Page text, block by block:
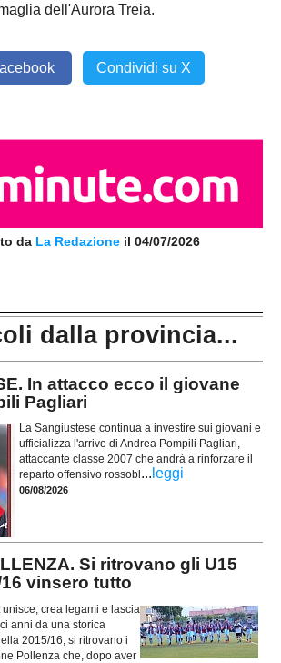
dell'Aurora Treia.
Condividi su X
da La Redazione il 04/07/2026
dalla provincia...
In attacco ecco il giovane
Pagliari
La Sangiustese continua a investire sui giovani e
ufficializza l'arrivo di Andrea Pompili Pagliari,
attaccante classe 2007 che andrà a rinforzare il
reparto offensivo rossobl ... leggi
06/08/2026
Si ritrovano gli U15
vinsero tutto
unisce, crea legami e lascia
anni da una storica
2015/16, si ritrovano i
Pollenza che, dopo aver